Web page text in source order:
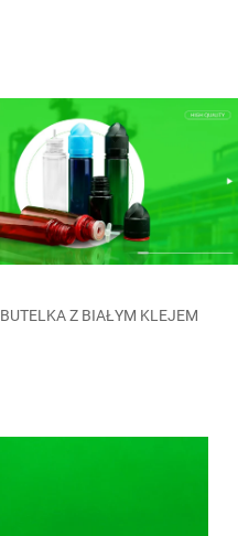
BUTELKA Z BIAŁYM KLEJEM